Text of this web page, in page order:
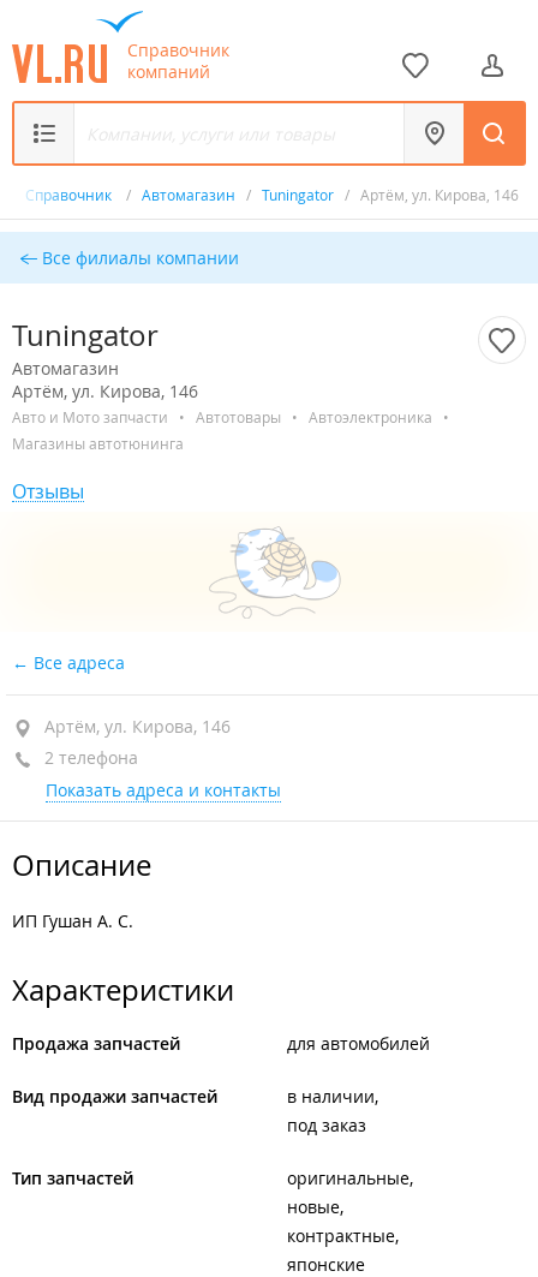
Справочник
компаний
Справочник / Автомагазин / Tuningator / Артём, ул. Кирова, 146
Все филиалы компании
Tuningator
Автомагазин
Артём, ул. Кирова, 146
Авто и Мото запчасти • Автотовары • Автоэлектроника
•
Магазины автотюнинга
Отзывы
Все адреса
Артём, ул. Кирова, 146
2 телефона
Показать адреса и контакты
Описание
ИП Гушан А. С.
Характеристики
Продажа запчастей для автомобилей
Вид продажи запчастей
в наличии
под заказ
Тип запчастей
оригинальные
новые
контрактные
японские